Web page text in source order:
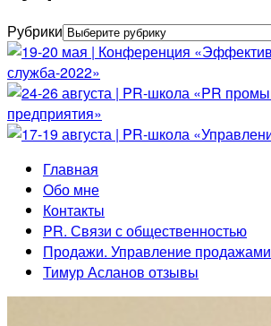
Рубрики
Главная
Обо мне
Контакты
PR. Связи с общественностью
Продажи. Управление продажами
Тимур Асланов отзывы